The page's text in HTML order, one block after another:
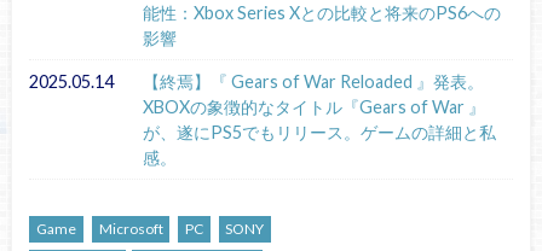
能性：Xbox Series Xとの比較と将来のPS6への
影響
2025.05.14
【終焉】『 Gears of War Reloaded 』発表。
XBOXの象徴的なタイトル『Gears of War 』
が、遂にPS5でもリリース。ゲームの詳細と私
感。
Game Microsoft PC
SONY